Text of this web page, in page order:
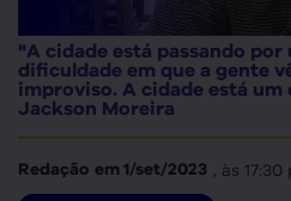
"A cidade está passando
dificuldade em que a gente
improviso. A cidade está um
Jackson Moreira
Redação em1/set/2023 , às 17:30